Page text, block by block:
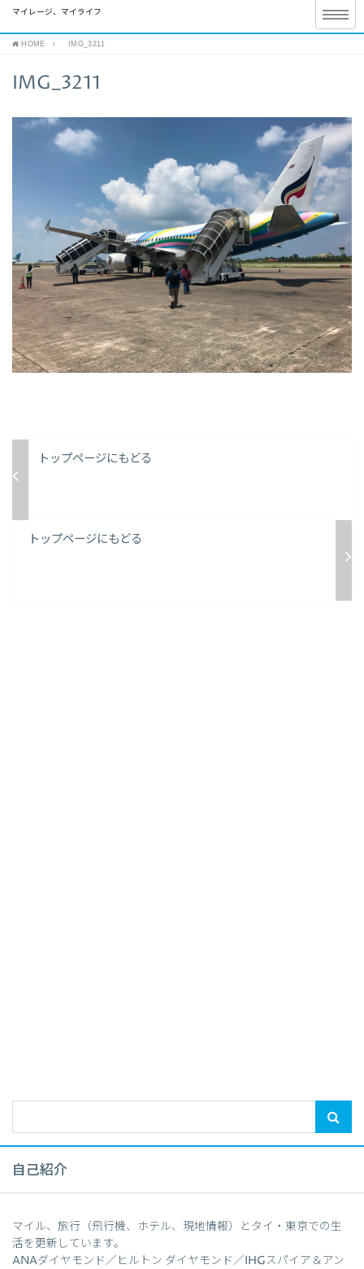
マイレージ、マイライフ
HOME IMG_3211
IMG_3211
トップページにもどる
トップページにもどる
自己紹介
マイル、旅行（飛行機、ホテル、現地情報）とタイ・東京での生
活を更新しています。
ANAダイヤモンド／ヒルトン ダイヤモンド／IHGスパイア＆アン